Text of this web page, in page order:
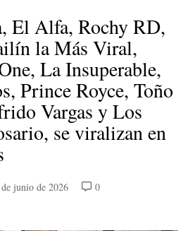
El Alfa, Rochy RD,
la Más Viral,
La Insuperable,
Prince Royce, Toño
Vargas y Los
se viralizan en
junio de 2026
0